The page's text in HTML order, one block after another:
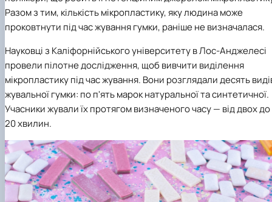
Разом з тим, кількість мікропластику, яку людина може
проковтнути під час жування гумки, раніше не визначалася.
Науковці з Каліфорнійського університету в Лос-Анджелесі
провели пілотне дослідження, щоб вивчити виділення
мікропластику під час жування. Вони розглядали десять
жувальної гумки: по п'ять марок натуральної та синтетичної.
Учасники жували їх протягом визначеного часу — від двох до
20 хвилин.